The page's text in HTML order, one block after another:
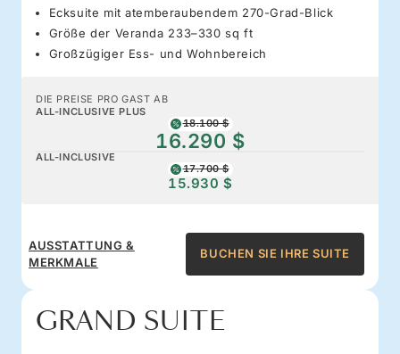
Ecksuite mit atemberaubendem 270-Grad-Blick
Größe der Veranda 233–330 sq ft
Großzügiger Ess- und Wohnbereich
DIE PREISE PRO GAST AB
ALL-INCLUSIVE PLUS
18.100 $
16.290 $
ALL-INCLUSIVE
17.700 $
15.930 $
AUSSTATTUNG &
MERKMALE
BUCHEN SIE IHRE SUITE
GRAND SUITE